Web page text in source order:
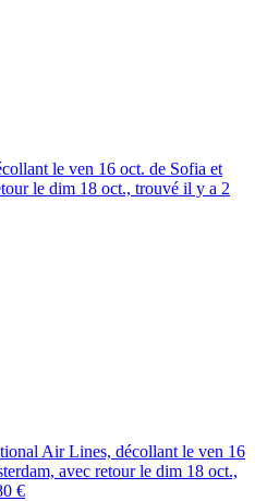
le ven 16 oct. de Sofia et
le dim 18 oct., trouvé il y a 2
Air Lines, décollant le ven 16
avec retour le dim 18 oct.,
€